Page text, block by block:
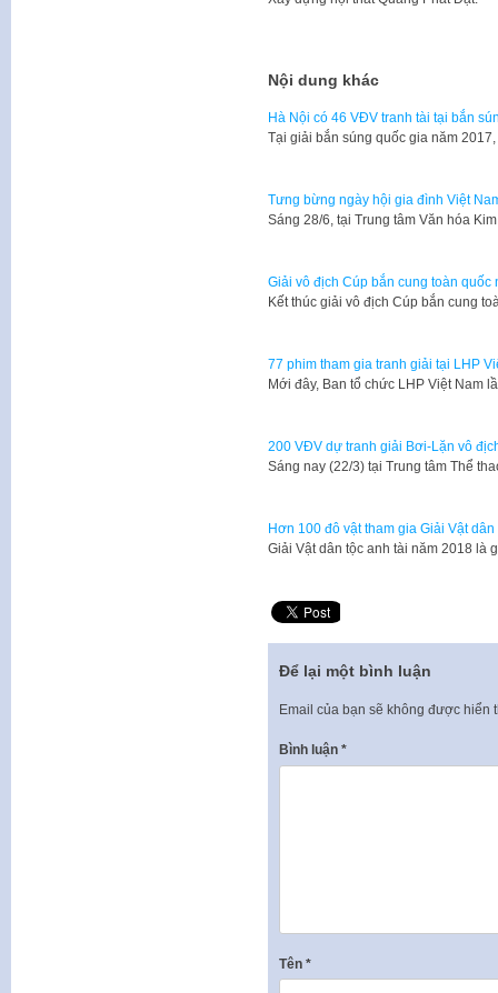
Nội dung khác
Hà Nội có 46 VĐV tranh tài tại bắn
Tại giải bắn súng quốc gia năm
Tưng bừng ngày hội gia đình Việt
Sáng 28/6, tại Trung tâm Văn hóa
Giải vô địch Cúp bắn cung toàn
Kết thúc giải vô địch Cúp bắn cung
77 phim tham gia tranh giải tại LHP
Mới đây, Ban tổ chức LHP Việt Nam
200 VĐV dự tranh giải Bơi-Lặn vô
Sáng nay (22/3) tại Trung tâm Thể
Hơn 100 đô vật tham gia Giải Vật
Giải Vật dân tộc anh tài năm 2018
Để lại một bình luận
Email của bạn sẽ không được hiển
Bình luận *
Tên *